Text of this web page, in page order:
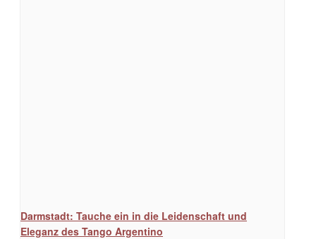
Darmstadt: Tauche ein in die Leidenschaft und
Eleganz des Tango Argentino